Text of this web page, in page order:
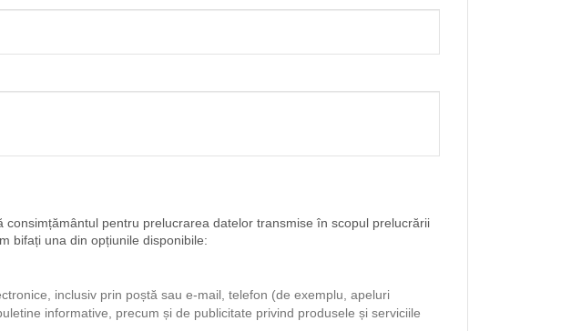
consimțământul pentru prelucrarea datelor transmise în scopul prelucrării
bifați una din opțiunile disponibile:
inclusiv prin poștă sau e-mail, telefon (de exemplu, apeluri
informative, precum și de publicitate privind produsele și serviciile